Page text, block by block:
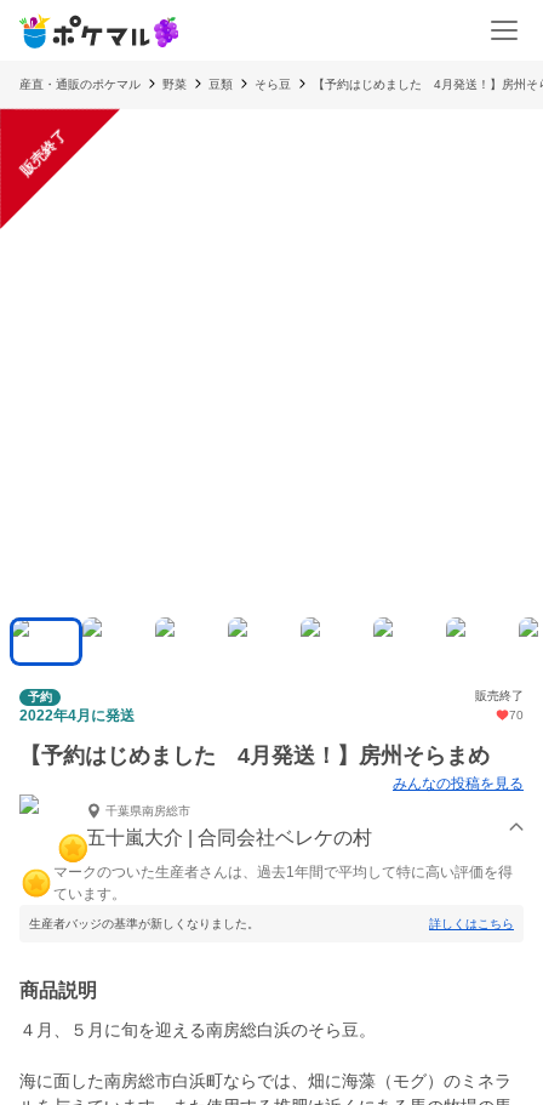
産直・通販のポケマル 野菜 豆類 そら豆 【予約はじめました 4月発送！】房州そ
販売終了
予約 販売終了
2022年4月に発送 70
【予約はじめました 4月発送！】房州そらまめ
みんなの投稿を見る
千葉県南房総市
五十嵐大介 | 合同会社ベレケの村
マークのついた生産者さんは、過去1年間で平均して特に高い評価を得
ています。
生産者バッジの基準が新しくなりました。 詳しくはこちら
商品説明
４月、５月に旬を迎える南房総白浜のそら豆。
海に面した南房総市白浜町ならでは、畑に海藻（モグ）のミネラ